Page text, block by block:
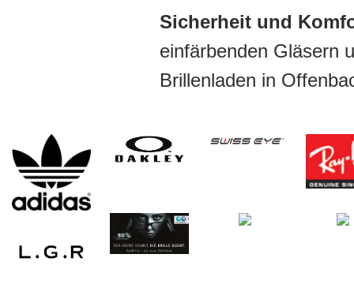
Sicherheit und
einfärbenden Gläsern
Brillenladen in